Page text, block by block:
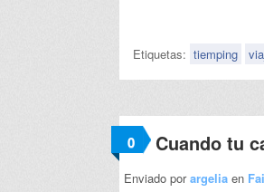
Etiquetas: tiemping
0 Cuando tu
Enviado porargelia en